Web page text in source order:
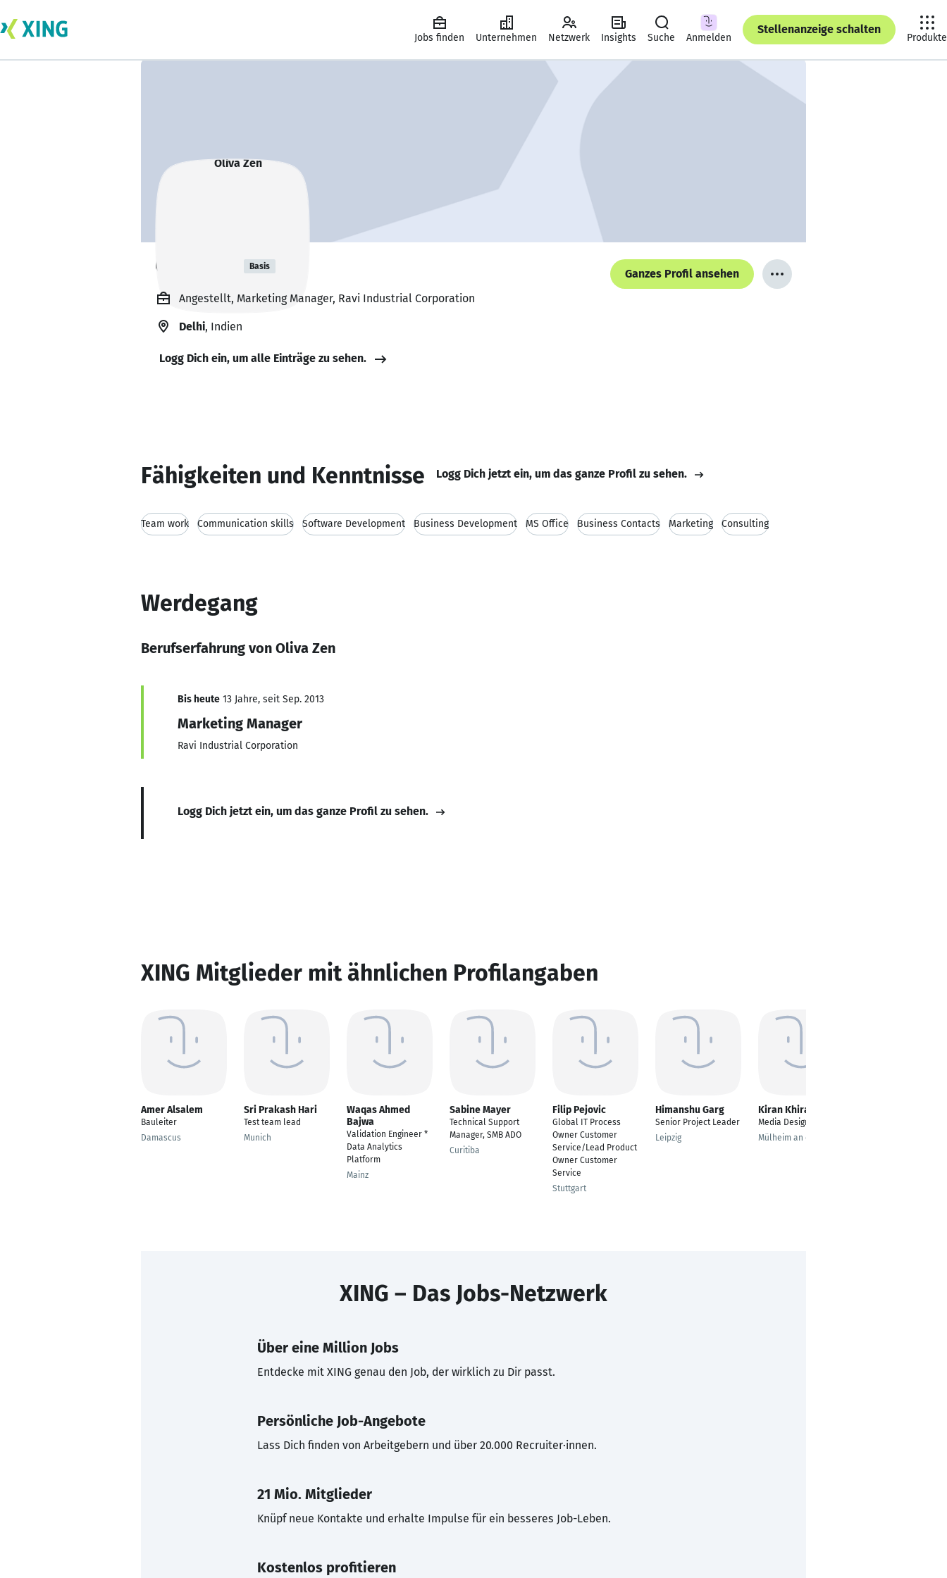
Jobs finden Unternehmen Netzwerk Insights Suche Anmelden
Stellenanzeige schalten
Produkte
Oliva Zen Basis
Ganzes Profil ansehen
Angestellt, Marketing Manager, Ravi Industrial Corporation
Delhi, Indien
Logg Dich ein, um alle Einträge zu sehen.
Fähigkeiten und Kenntnisse Logg Dich jetzt ein, um das ganze Profil zu sehen.
Team work Communication skills Software Development Business Development MS Office Business Contacts Marketing Consulting
Werdegang
Berufserfahrung von Oliva Zen
Bis heute 13 Jahre, seit Sep. 2013
Marketing Manager
Ravi Industrial Corporation
Logg Dich jetzt ein, um das ganze Profil zu sehen.
XING Mitglieder mit ähnlichen Profilangaben
Amer Alsalem
Bauleiter
Damascus
Sri Prakash Hari
Test team lead
Munich
Waqas Ahmed
Bajwa
Validation Engineer *
Data Analytics
Platform
Mainz
Sabine Mayer
Technical Support
Manager, SMB ADO
Curitiba
Filip Pejovic
Global IT Process
Owner Customer
Service/Lead Product
Owner Customer
Service
Stuttgart
Himanshu Garg
Senior Project Leader
Leipzig
Kiran Khirade
Media Designer
Mülheim an der Ruhr
XING – Das Jobs-Netzwerk
Über eine Million Jobs
Entdecke mit XING genau den Job, der wirklich zu Dir passt.
Persönliche Job-Angebote
Lass Dich finden von Arbeitgebern und über 20.000 Recruiter·innen.
21 Mio. Mitglieder
Knüpf neue Kontakte und erhalte Impulse für ein besseres Job-Leben.
Kostenlos profitieren